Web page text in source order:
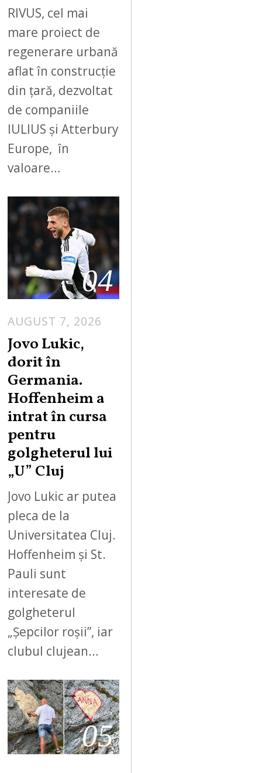
RIVUS, cel mai
mare proiect de
regenerare urbană
aflat în construcție
din țară, dezvoltat
de companiile
IULIUS și Atterbury
Europe, în
valoare…
04
AUGUST 7, 2026
Jovo Lukic,
dorit în
Germania.
Hoffenheim a
intrat în cursa
pentru
golgheterul lui
„U” Cluj
Jovo Lukic ar putea
pleca de la
Universitatea Cluj.
Hoffenheim și St.
Pauli sunt
interesate de
golgheterul
„Șepcilor roșii”, iar
clubul clujean…
05